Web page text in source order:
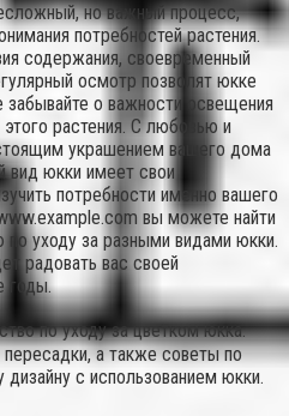
но важный процесс,
потребностей растения.
содержания, своевременный
осмотр позволят юкке
забывайте о важности освещения
растения. С любовью и
украшением вашего дома
вид юкки имеет свои
потребности именно вашего
вы можете найти
уходу за разными видами юкки.
радовать вас своей
годы.
по уходу за цветком юкка.
а также советы по
с использованием юкки.